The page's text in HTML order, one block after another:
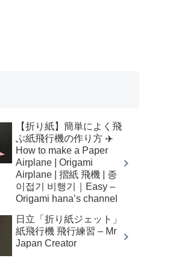
【折り紙】簡単によく飛
ぶ紙飛行機の作り方 ✈️
How to make a Paper
Airplane | Origami
Airplane | 摺紙 飛機 | 종
이접기 비행기｜Easy –
Origami hana’s channel
日立「折り紙ジェット」
紙飛行機 飛行練習 – Mr
Japan Creator